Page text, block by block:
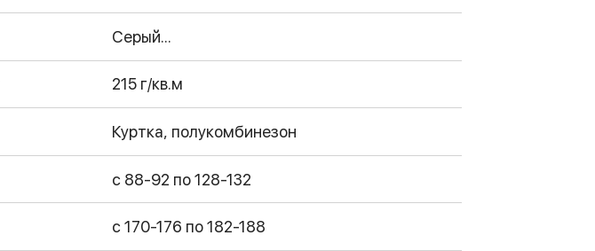
Серый...
215 г/кв.м
Куртка, полукомбинезон
с 88-92 по 128-132
с 170-176 по 182-188